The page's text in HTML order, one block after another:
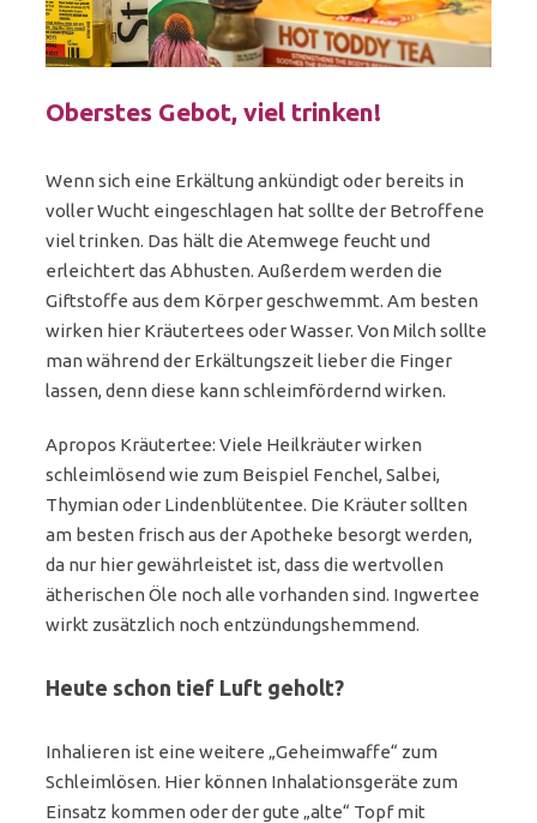
Oberstes Gebot, viel trinken!
Wenn sich eine Erkältung ankündigt oder bereits in
voller Wucht eingeschlagen hat sollte der Betroffene
viel trinken. Das hält die Atemwege feucht und
erleichtert das Abhusten. Außerdem werden die
Giftstoffe aus dem Körper geschwemmt. Am besten
wirken hier Kräutertees oder Wasser. Von Milch sollte
man während der Erkältungszeit lieber die Finger
lassen, denn diese kann schleimfördernd wirken.
Apropos Kräutertee: Viele Heilkräuter wirken
schleimlösend wie zum Beispiel Fenchel, Salbei,
Thymian oder Lindenblütentee. Die Kräuter sollten
am besten frisch aus der Apotheke besorgt werden,
da nur hier gewährleistet ist, dass die wertvollen
ätherischen Öle noch alle vorhanden sind. Ingwertee
wirkt zusätzlich noch entzündungshemmend.
Heute schon tief Luft geholt?
Inhalieren ist eine weitere „Geheimwaffe“ zum
Schleimlösen. Hier können Inhalationsgeräte zum
Einsatz kommen oder der gute „alte“ Topf mit